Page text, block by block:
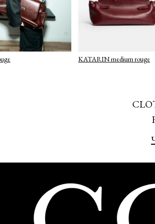
KATARIN medium rouge
Я согласен с
политикой конфиденциальности
Я даю
согласие на информационную рассылку